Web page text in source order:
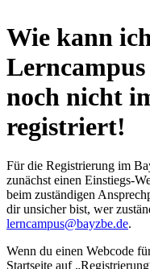
Wie kann
noch nicht
registriert!
Für die Registrierung im
zunächst einen Einstiegs-
beim zuständigen
dir unsicher bist, wer
lerncampus@bayzbe.de.
Wenn du einen Webcode
Startseite auf